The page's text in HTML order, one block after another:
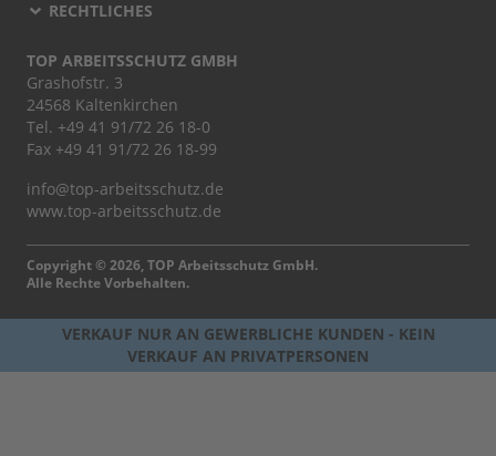
RECHTLICHES
TOP ARBEITSSCHUTZ GMBH
Grashofstr. 3
24568 Kaltenkirchen
Tel. +49 41 91/72 26 18-0
Fax +49 41 91/72 26 18-99
info@top-arbeitsschutz.de
www.top-arbeitsschutz.de
Copyright © 2026, TOP Arbeitsschutz GmbH.
Alle Rechte Vorbehalten.
VERKAUF NUR AN GEWERBLICHE KUNDEN - KEIN
VERKAUF AN PRIVATPERSONEN